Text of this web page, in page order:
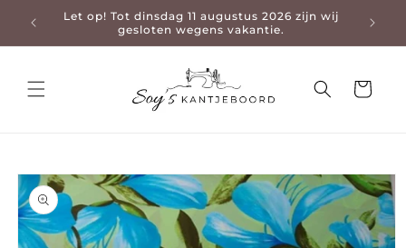
naar de content
Let op! Tot dinsdag 11 augustus 2026 zijn wij
gesloten wegens vakantie.
3-4
naar productinformatie